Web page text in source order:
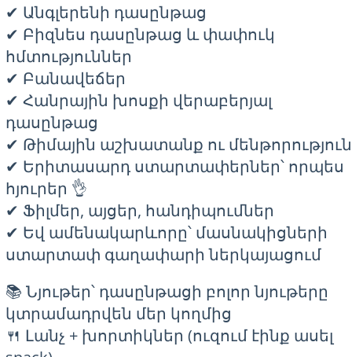
✔ Անգլերենի դասընթաց
✔ Բիզնես դասընթաց և փափուկ
հմտություններ
✔ Բանավեճեր
✔ Հանրային խոսքի վերաբերյալ
դասընթաց
✔ Թիմային աշխատանք ու մենթորություն
✔ Երիտասարդ ստարտափերներ՝ որպես
հյուրեր 👌
✔ Ֆիլմեր, այցեր, հանդիպումներ
✔ Եվ ամենակարևորը՝ մասնակիցների
ստարտափ գաղափարի ներկայացում
📚 Նյութեր՝ դասընթացի բոլոր նյութերը
կտրամադրվեն մեր կողմից
🍴 Լանչ + խորտիկներ (ուզում էինք ասել